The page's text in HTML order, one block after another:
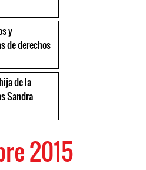
y
de derechos
de la
Sandra
2015